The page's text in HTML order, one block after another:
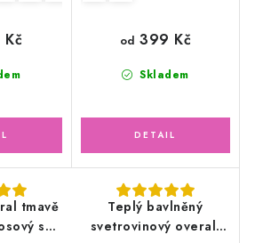
Skladem
od 399 Kč
tmavě
s
Teplý bavlněný
svetrovinový overal,